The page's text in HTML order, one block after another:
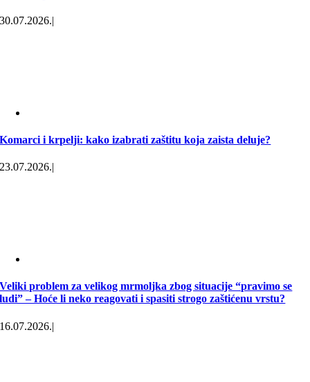
30.07.2026.|
Komarci i krpelji: kako izabrati zaštitu koja zaista deluje?
23.07.2026.|
Veliki problem za velikog mrmoljka zbog situacije “pravimo se
ludi” – Hoće li neko reagovati i spasiti strogo zaštićenu vrstu?
16.07.2026.|